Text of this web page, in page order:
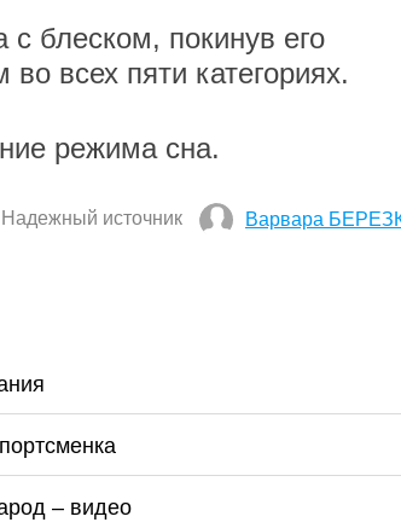
блеском, покинув его
всех пяти категориях.
режима сна.
источник Варвара
– видео